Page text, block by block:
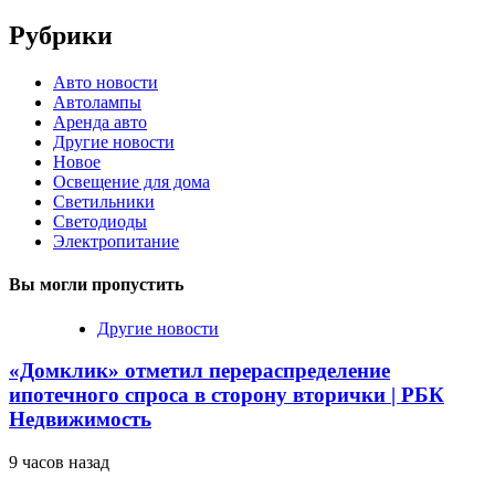
Рубрики
Авто новости
Автолампы
Аренда авто
Другие новости
Новое
Освещение для дома
Светильники
Светодиоды
Электропитание
Вы могли пропустить
Другие новости
«Домклик» отметил перераспределение
ипотечного спроса в сторону вторички | РБК
Недвижимость
9 часов назад